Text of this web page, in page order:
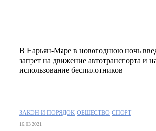
В Нарьян-Маре в новогоднюю ночь
запрет на движение автотранспорта и на
использование беспилотников
ЗАКОН И ПОРЯДОК ОБЩЕСТВО СПОРТ
16.03.2021